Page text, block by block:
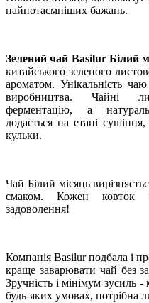
найпотаємніших бажань.
Зелений чай Basilur Білий
китайського зеленого
ароматом. Унікальність
виробництва. Чайні
ферментацію, а
додається на етапі
кульки.
Чай Білий місяць
смаком. Кожен ковток
задоволення!
Компанія Basilur подбала і
краще заварювати чай без
Зручність і мінімум
будь-яких умовах, потрібна